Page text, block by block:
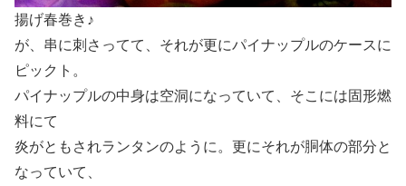
揚げ春巻き♪
が、串に刺さってて、それが更にパイナップルのケースに
ピックト。
パイナップルの中身は空洞になっていて、そこには固形燃
料にて
炎がともされランタンのように。更にそれが胴体の部分と
なっていて、